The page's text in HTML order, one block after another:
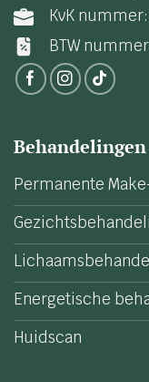
KvK
BTW
Behandelingen
Permanente
Energetische
Huidscan